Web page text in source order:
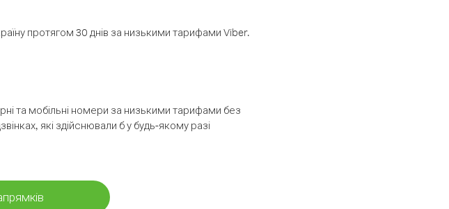
протягом 30 днів за низькими тарифами Viber.
та мобільні номери за низькими тарифами без
які здійснювали б у будь-якому разі